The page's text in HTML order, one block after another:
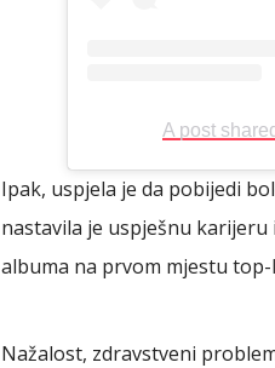
A post
Ipak, uspjela je da pobijedi
nastavila je uspješnu
albuma na prvom mjestu top-
Nažalost, zdravstveni